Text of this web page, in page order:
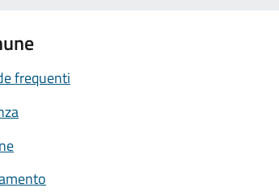
frequenti